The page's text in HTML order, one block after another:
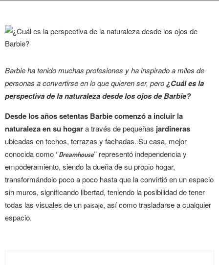
Barbie ha tenido muchas profesiones y ha inspirado a miles de
personas a convertirse en lo que quieren ser, pero¿Cuál es la
perspectiva de la naturaleza desde los ojos de Barbie?
Desde los años setentas Barbie comenzó a incluir la
naturaleza en su hogara través de pequeñas jardineras
ubicadas en techos, terrazas y fachadas. Su casa, mejor
conocida como ‘’Dreamhouse’’ representó independencia y
empoderamiento, siendo la dueña de su propio hogar,
transformándolo poco a poco hasta que la convirtió en un espacio
sin muros, significando libertad, teniendo la posibilidad de tener
todas las visuales de un paisaje, así como trasladarse a cualquier
espacio.